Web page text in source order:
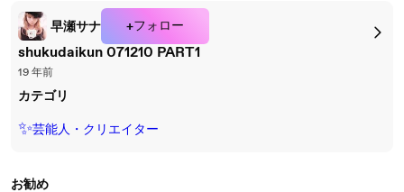
早瀬サナ +フォロー
shukudaikun 071210 PART1
19 年前
カテゴリ
✨芸能人・クリエイター
お勧め